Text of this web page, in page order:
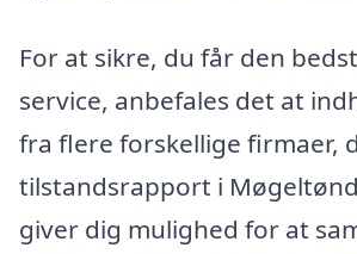
For at sikre, du får den
service, anbefales det at
fra flere forskellige firmaer,
tilstandsrapport i
giver dig mulighed for at